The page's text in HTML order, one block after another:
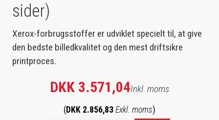
sider)
Xerox-forbrugsstoffer er udviklet specielt til, at give
den bedste billedkvalitet og den mest driftsikre
printproces.
DKK 3.571,04Inkl. moms
( DKK 2.856,83 Exkl. moms)